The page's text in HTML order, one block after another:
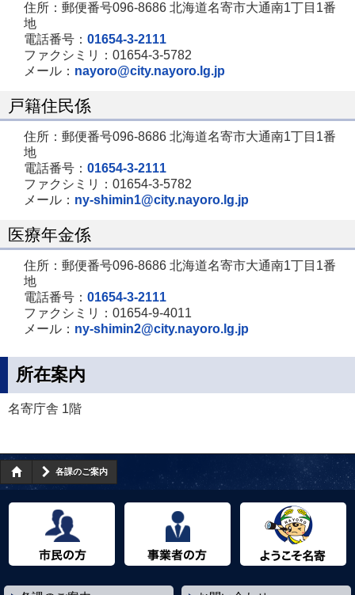
住所：郵便番号096-8686 北海道名寄市大通南1丁目1番
地
電話番号： 01654-3-2111
ファクシミリ：01654-3-5782
メール： nayoro@city.nayoro.lg.jp
戸籍住民係
住所：郵便番号096-8686 北海道名寄市大通南1丁目1番
地
電話番号： 01654-3-2111
ファクシミリ：01654-3-5782
メール： ny-shimin1@city.nayoro.lg.jp
医療年金係
住所：郵便番号096-8686 北海道名寄市大通南1丁目1番
地
電話番号： 01654-3-2111
ファクシミリ：01654-9-4011
メール： ny-shimin2@city.nayoro.lg.jp
所在案内
名寄庁舎 1階
各課のご案内